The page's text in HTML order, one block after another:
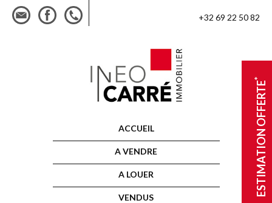
ESTIMATION OFFERTE
*
+32 69 22 50 82
ACCUEIL
A VENDRE
A LOUER
VENDUS